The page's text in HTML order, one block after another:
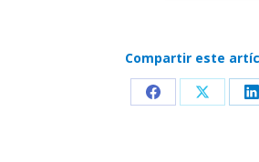
Compartir este
Share Share